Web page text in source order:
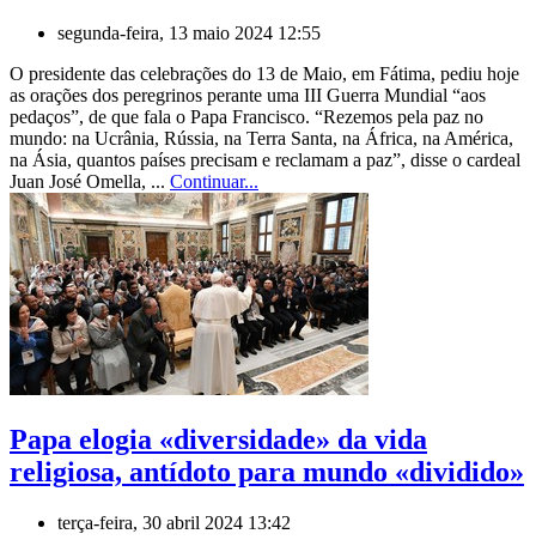
segunda-feira, 13 maio 2024 12:55
O presidente das celebrações do 13 de Maio, em Fátima, pediu hoje
as orações dos peregrinos perante uma III Guerra Mundial “aos
pedaços”, de que fala o Papa Francisco. “Rezemos pela paz no
mundo: na Ucrânia, Rússia, na Terra Santa, na África, na América,
na Ásia, quantos países precisam e reclamam a paz”, disse o cardeal
Juan José Omella, ... Continuar...
Papa elogia «diversidade» da vida
religiosa, antídoto para mundo «dividido»
terça-feira, 30 abril 2024 13:42